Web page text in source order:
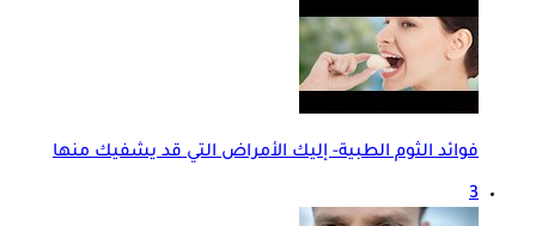
فوائد الثوم الطبية- إليك الأمراض التي قد يشفيك منها
3